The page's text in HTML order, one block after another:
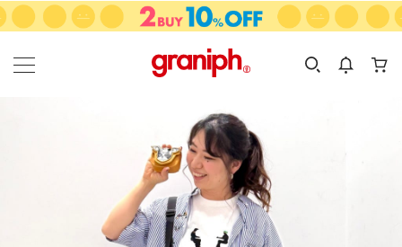
カテゴリーから探す
KIDS
カテゴリ
サイズ